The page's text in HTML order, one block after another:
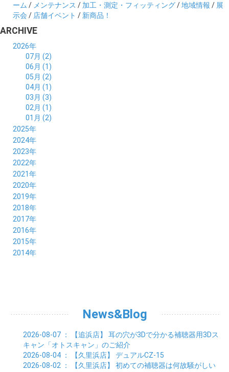
ーム / メンテナンス / 加工・測定・フィッティング/地域情報 / 展
示会 / 店舗イベント / 新商品！
ARCHIVE
2026年
07月 (2)
06月 (1)
05月 (2)
04月 (1)
03月 (3)
02月 (1)
01月 (2)
2025年
12月 (2)
11月 (2)
10月 (3)
09月 (3)
08月 (4)
07月 (4)
06月 (4)
05月 (4)
04月 (1)
03月 (3)
02月 (4)
01月 (4)
2024年
12月 (6)
11月 (5)
10月 (4)
09月 (6)
08月 (5)
07月 (5)
06月 (4)
05月 (3)
04月 (7)
03月 (5)
02月 (7)
2023年
12月 (5)
11月 (4)
10月 (5)
09月 (6)
08月 (7)
07月 (7)
06月 (7)
05月 (8)
04月 (8)
03月 (9)
2022年
12月 (9)
11月 (5)
10月 (8)
09月 (7)
08月 (5)
07月 (9)
06月 (10)
05月 (9)
04月 (7)
2021年
12月 (5)
11月 (5)
10月 (5)
09月 (5)
08月 (11)
07月 (4)
06月 (7)
05月 (8)
2020年
12月 (7)
11月 (6)
10月 (8)
09月 (10)
08月 (10)
07月 (7)
06月 (7)
2019年
12月 (8)
11月 (9)
10月 (9)
09月 (7)
08月 (8)
07月 (7)
2018年
12月 (8)
11月 (8)
10月 (7)
09月 (10)
08月 (8)
01月 (7)
2017年
12月 (7)
11月 (8)
10月 (7)
02月 (6)
01月 (9)
2016年
12月 (9)
11月 (5)
05月 (6)
03月 (7)
02月 (6)
01月 (9)
2015年
12月 (9)
06月 (5)
2014年
News&Blog
2026-08-07 ： 【追浜店】 耳の穴が3Dで分かる補聴器用3Dス
キャン「オトスキャン」のご紹介
2026-08-04 ： 【久里浜店】 デュアルCZ-15
2026-08-02 ： 【久里浜店】 初めての補聴器は何故騒がしい